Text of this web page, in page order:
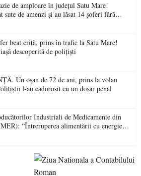
de amploare în județul Satu Mare!
sute de amenzi și au lăsat 14 șoferi fără
zi
beat criță, prins în trafic la Satu Mare!
descoperită de polițiști
Un oșan de 72 de ani, prins la volan
l-au cadorosit cu un dosar penal
Industriali de Medicamente din
“Întreruperea alimentării cu energie
de medicamente va pune în pericol